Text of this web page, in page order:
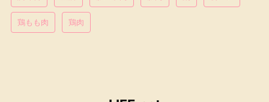
鶏もも肉 鶏肉